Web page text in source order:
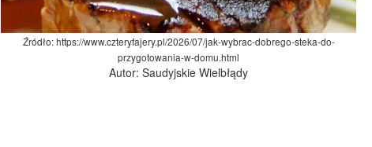
Źródło: https://www.czteryfajery.pl/2026/07/jak-wybrac-dobrego-steka-do-
przygotowania-w-domu.html
Autor: Saudyjskie Wielbłądy